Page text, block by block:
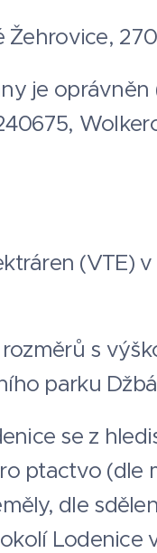
Žehrovice,
je oprávněn
(VTE) v
s
parku
se z
ptactvo (dle
dle
Lodenice